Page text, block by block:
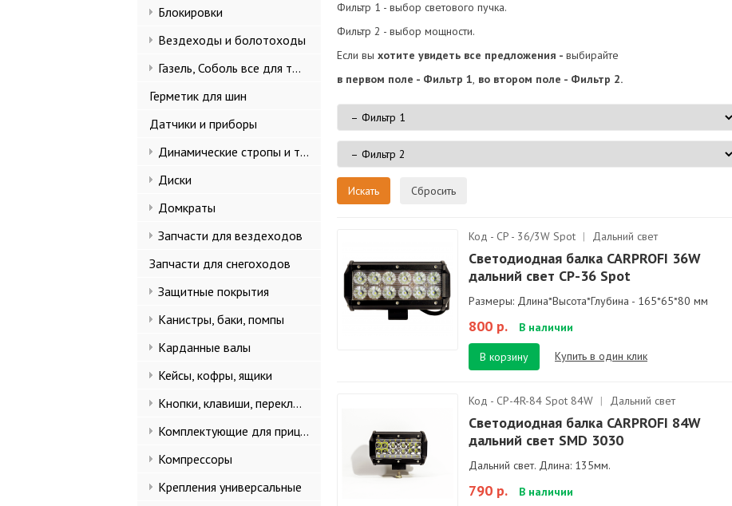
Блокировки
Вездеходы и болотоходы
Газель, Соболь все для тюнинга
Герметик для шин
Датчики и приборы
Динамические стропы и такелаж
Диски
Домкраты
Запчасти для вездеходов
Запчасти для снегоходов
Защитные покрытия
Канистры, баки, помпы
Карданные валы
Кейсы, кофры, ящики
Кнопки, клавиши, переключатели
Комплектующие для прицепов
Компрессоры
Крепления универсальные
Фильтр 1 - выбор светового пучка.
Фильтр 2 - выбор мощности.
Если вы хотите увидеть все предложения - выбирайте
в первом поле - Фильтр 1, во втором поле - Фильтр 2.
Сбросить
Код - CP - 36/3W Spot | Дальний свет
Светодиодная балка CARPROFI 36W
дальний свет CP-36 Spot
Размеры: Длина*Высота*Глубина - 165*65*80 мм
800 р. В наличии
В корзину Купить в один клик
Код - CP-4R-84 Spot 84W | Дальний свет
Светодиодная балка CARPROFI 84W
дальний свет SMD 3030
Дальний свет. Длина: 135мм.
790 р. В наличии